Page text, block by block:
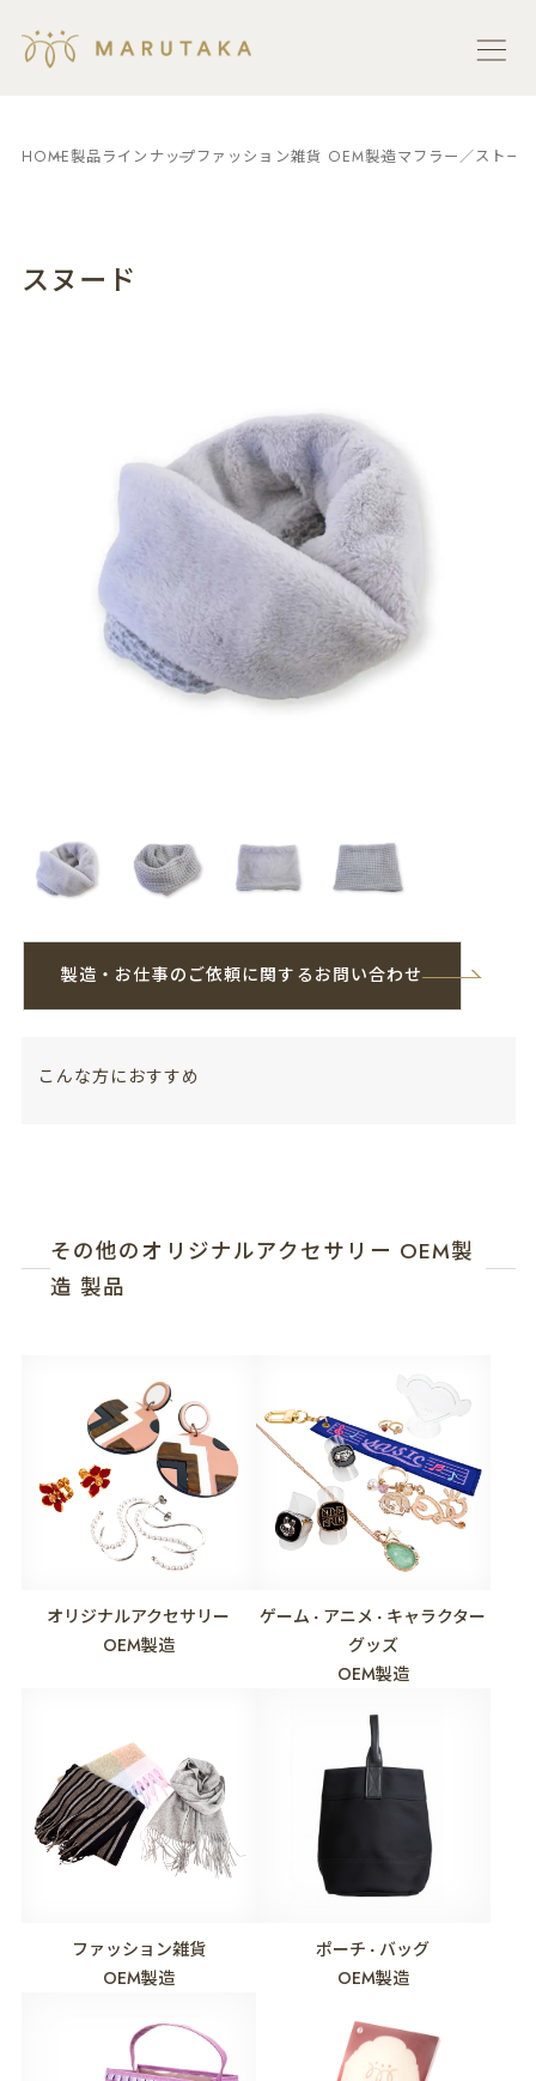
HOME製品ラインナップファッション雑貨 OEM製造マフラー／ストー
スヌード
製造・お仕事のご依頼に関するお問い合わせ
こんな方におすすめ
その他のオリジナルアクセサリー OEM製
造 製品
オリジナルアクセサリー
OEM製造
ゲーム ・ アニメ ・ キャラクター
グッズ
OEM製造
ファッション雑貨
OEM製造
ポーチ ・ バッグ
OEM製造